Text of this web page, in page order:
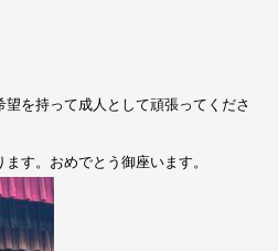
を持って成人として頑張ってくださ
す。おめでとう御座います。